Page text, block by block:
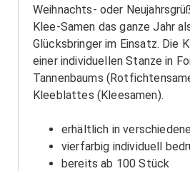
Weihnachts- oder
Klee-Samen das ganze Jahr
Glücksbringer im Einsatz. Die
einer individuellen Stanze in
Tannenbaums
Kleeblattes (Kleesamen).
erhältlich in
vierfarbig individuell
bereits ab 100 Stück